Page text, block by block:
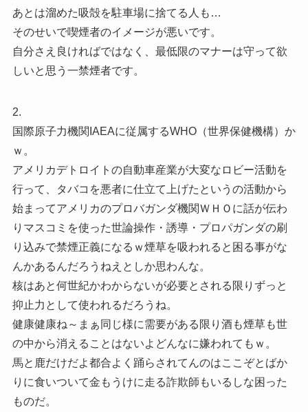
あとは溜めた吸殻を駐車場に捨てる人も…
そのせいで喫煙者のイメージが悪いです。
自分さえ良ければではなく、最低限のマナーは守って欲
しいと思う一禁煙者です。
2.
国際原子力機関IAEAに従属するWHO（世界保健機構）か
ｗ。
アメリカデトロイトの自動車産業が大変なロビー活動を
行って、タバコを悪者に仕立て上げたというの活動から
始まってアメリカのプロバガンダ機関ＷＨＯに話が伝わ
りマスコミを使った世論操作・誘導・プロパガンダの刷
り込みで禁煙正義になるｗ煙草を吸われると困る事がな
んかあるんだろうねえとしか思わんな。
核はあと何世紀かわからないが必要とされる限りずっと
抑止力として使われるだろうね。
健康健康ね～まぁ同じ様に需要がある限り酒も煙草も世
の中から消えることはないよどんなに嫌われてもｗ。
馬と鹿だけだよ都合よく踊らされてんのはここぞとばか
りに食いついて金もうけに走る詐欺師もいるしな困った
ものだ。